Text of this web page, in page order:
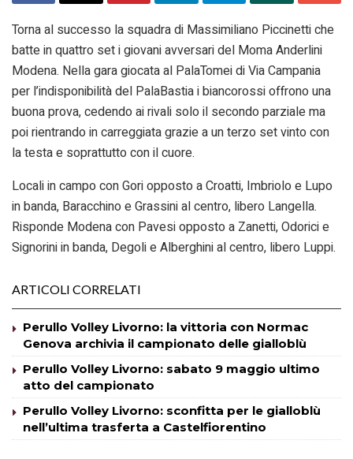
Torna al successo la squadra di Massimiliano Piccinetti che
batte in quattro set i giovani avversari del Moma Anderlini
Modena. Nella gara giocata al PalaTomei di Via Campania
per l’indisponibilità del PalaBastia i biancorossi offrono una
buona prova, cedendo ai rivali solo il secondo parziale ma
poi rientrando in carreggiata grazie a un terzo set vinto con
la testa e soprattutto con il cuore.
Locali in campo con Gori opposto a Croatti, Imbriolo e Lupo
in banda, Baracchino e Grassini al centro, libero Langella.
Risponde Modena con Pavesi opposto a Zanetti, Odorici e
Signorini in banda, Degoli e Alberghini al centro, libero Luppi.
ARTICOLI CORRELATI
Perullo Volley Livorno: la vittoria con Normac
Genova archivia il campionato delle gialloblù
Perullo Volley Livorno: sabato 9 maggio ultimo
atto del campionato
Perullo Volley Livorno: sconfitta per le gialloblù
nell’ultima trasferta a Castelfiorentino